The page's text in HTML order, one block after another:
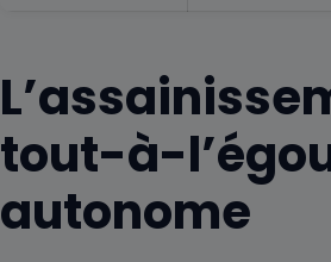
tout-à-
autonome